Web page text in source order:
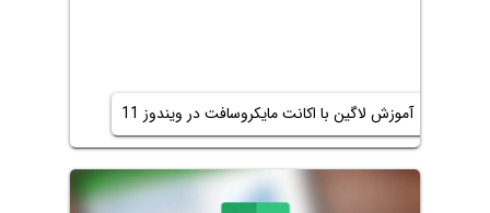
آموزش لاگین با اکانت مایکروسافت در ویندوز 11